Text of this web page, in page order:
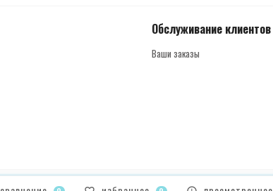
Обслуживание клиентов
Ваши заказы